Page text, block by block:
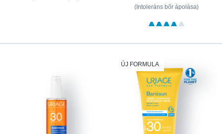
(Intoleráns bőr ápolása)
ÚJ FORMULA